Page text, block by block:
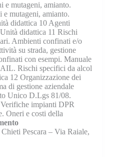
e mutageni, amianto.
mutageni, amianto.
didattica 10 Agenti
didattica 11 Rischi
Ambienti confinati e/o
su strada, gestione
con esempi. Manuale
Rischi specifici da alcol
12 Organizzazione dei
di gestione aziendale
Unico D.Lgs 81/08.
impianti DPR
Oneri e costi della
Pescara – Via Raiale,